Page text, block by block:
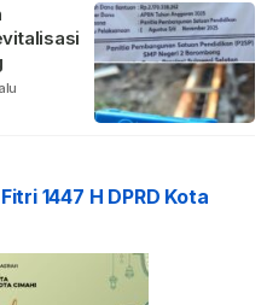
1447 H DPRD Kota